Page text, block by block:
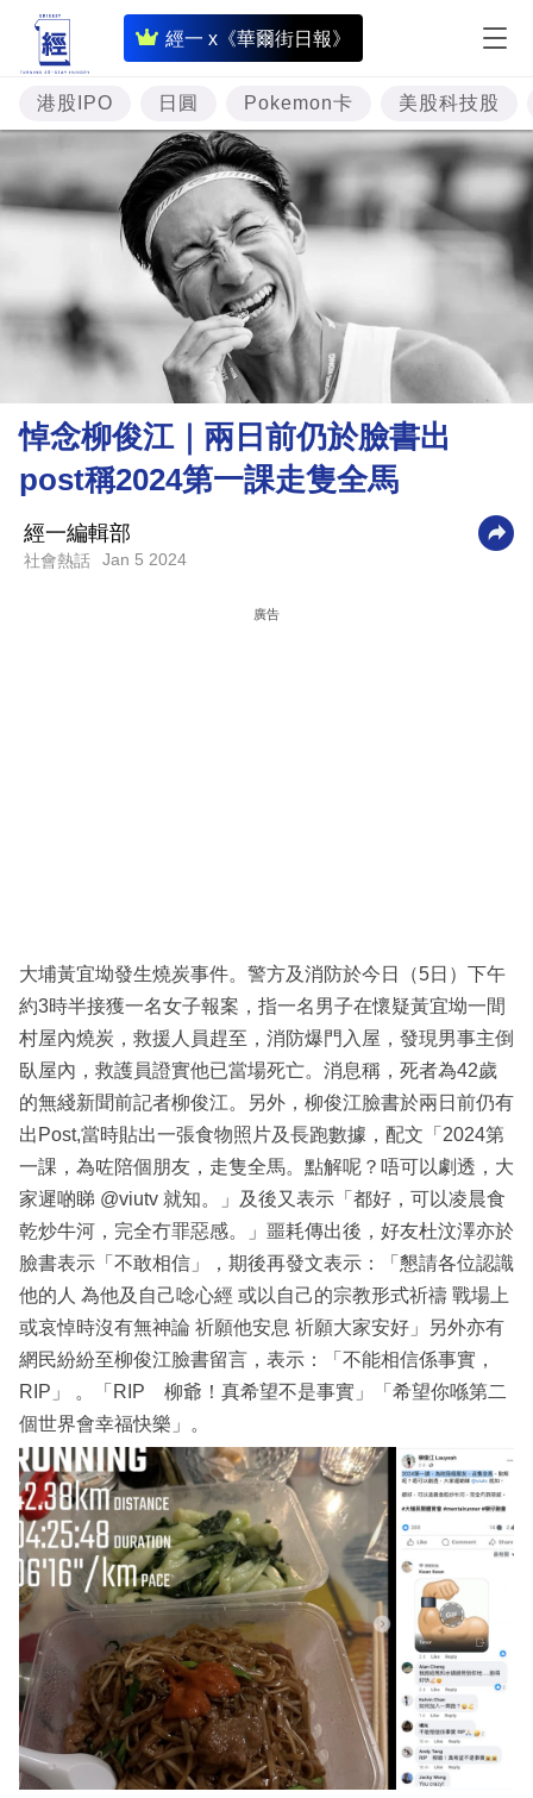
經一 x《華爾街日報》
即
時
財
經
專
題
投
資
樓
市
理
財
商
科
區
港股IPO 日圓 Pokemon卡 美股科技股
悼念柳俊江｜兩日前仍於臉書出
post稱2024第一課走隻全馬
經一編輯部
社會熱話 Jan 5 2024
廣告
大埔黃宜坳發生燒炭事件。警方及消防於今日（5日）下午
約3時半接獲一名女子報案，指一名男子在懷疑黃宜坳一間
村屋內燒炭，救援人員趕至，消防爆門入屋，發現男事主倒
臥屋內，救護員證實他已當場死亡。消息稱，死者為42歲
的無綫新聞前記者柳俊江。另外，柳俊江臉書於兩日前仍有
出Post,當時貼出一張食物照片及長跑數據，配文「2024第
一課，為咗陪個朋友，走隻全馬。點解呢？唔可以劇透，大
家遲啲睇 @viutv 就知。」及後又表示「都好，可以凌晨食
乾炒牛河，完全冇罪惡感。」噩耗傳出後，好友杜汶澤亦於
臉書表示「不敢相信」，期後再發文表示：「懇請各位認識
他的人 為他及自己唸心經 或以自己的宗教形式祈禱 戰場上
或哀悼時沒有無神論 祈願他安息 祈願大家安好」另外亦有
網民紛紛至柳俊江臉書留言，表示：「不能相信係事實，
RIP」 。「RIP 柳爺！真希望不是事實」「希望你喺第二
個世界會幸福快樂」。